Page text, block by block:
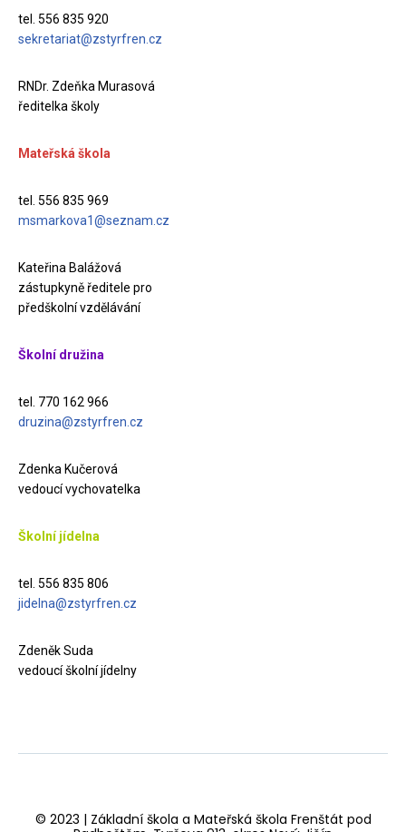
tel. 556 835 920
sekretariat@zstyrfren.cz
RNDr. Zdeňka Murasová
ředitelka školy
Mateřská škola
tel. 556 835 969
msmarkova1@seznam.cz
Kateřina Balážová
zástupkyně ředitele pro
předškolní vzdělávání
Školní družina
tel. 770 162 966
druzina@zstyrfren.cz
Zdenka Kučerová
vedoucí vychovatelka
Školní jídelna
tel. 556 835 806
jidelna@zstyrfren.cz
Zdeněk Suda
vedoucí školní jídelny
© 2023 | Základní škola a Mateřská škola Frenštát pod